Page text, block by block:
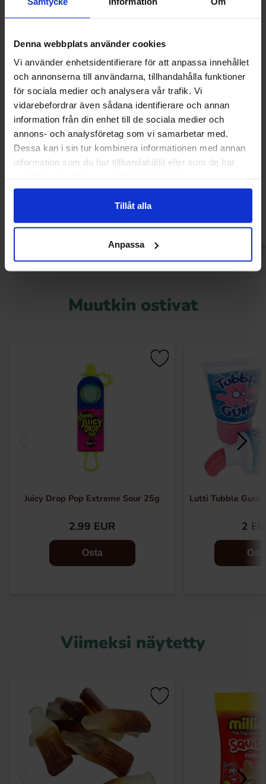
Denna webbplats använder cookies
Vi använder enhetsidentifierare för att anpassa innehållet
och annonserna till användarna, tillhandahålla funktioner
för sociala medier och analysera vår trafik. Vi
vidarebefordrar även sådana identifierare och annan
information från din enhet till de sociala medier och
annons- och analysföretag som vi samarbetar med.
Dessa kan i sin tur kombinera informationen med annan
information som du har tillhandahållit eller som de har
Tillåt alla
Anpassa
-30%
Toblerone White Chocolate Bar 340g M&Ms
Muutkin ostivat
Juicy Drop Pop Extreme Sour 25g
2.99 EUR
Osta
Lutti Tubble Gum
2
Viimeksi näytetty